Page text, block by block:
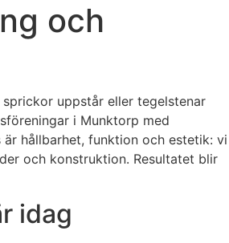
och
uppstår eller tegelstenar
i Munktorp med
hållbarhet, funktion och estetik: vi
och konstruktion. Resultatet blir
idag